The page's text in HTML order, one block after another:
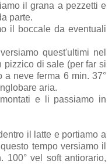
il grana a pezzetti e
parte.
il boccale da eventuali
quest'ultimi nel
pizzico di sale (per far si
a neve ferma 6 min. 37°
aria.
e li passiamo in
il latte e portiamo a
tempo versiamo il
100° vel soft antiorario,